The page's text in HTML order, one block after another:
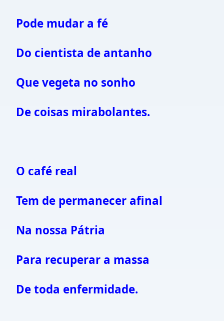
Pode mudar a fé
Do cientista de antanho
Que vegeta no sonho
De coisas mirabolantes.
O café real
Tem de permanecer afinal
Na nossa Pátria
Para recuperar a massa
De toda enfermidade.